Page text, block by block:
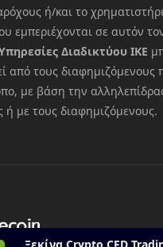
ή/και το
εμπεριέχονται σε αυτόν
Διαδικτύου ΙΚΕ
από τους διαφημιζόμενους
με βάση την
ή με τους διαφημιζόμενους.